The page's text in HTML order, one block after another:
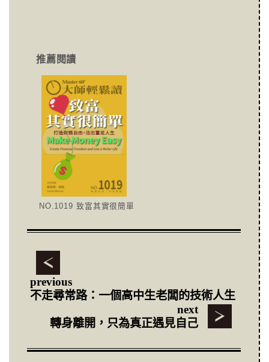
推薦閱讀
NO.1019 致富其實很簡單
previous
不走尋常路：一個高中生老闆的技術人生
next
轉身離開，只為真正遇見自己